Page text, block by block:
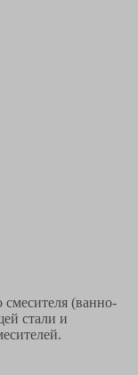
смесителя (ванно-
стали и